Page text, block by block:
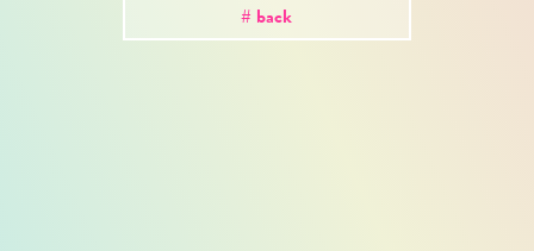
# back